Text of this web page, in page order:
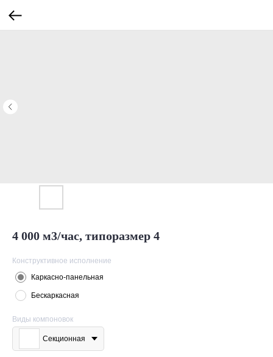
4 000 м3/час, типоразмер 4
Конструктивное исполнение
Каркасно-панельная
Бескаркасная
Виды компоновок
Секционная